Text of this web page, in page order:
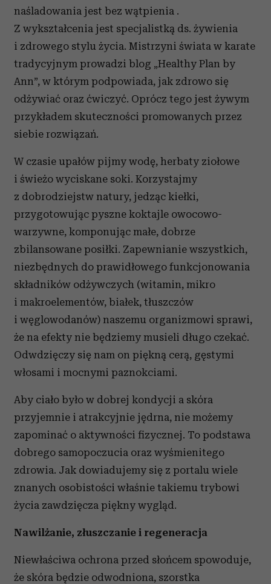
naśladowania jest bez wątpienia .
Z wykształcenia jest specjalistką ds. żywienia
i zdrowego stylu życia. Mistrzyni świata w karate
tradycyjnym prowadzi blog „Healthy Plan by
Ann”, w którym podpowiada, jak zdrowo się
odżywiać oraz ćwiczyć. Oprócz tego jest żywym
przykładem skuteczności promowanych przez
siebie rozwiązań.
W czasie upałów pijmy wodę, herbaty ziołowe
i świeżo wyciskane soki. Korzystajmy
z dobrodziejstw natury, jedząc kiełki,
przygotowując pyszne koktajle owocowo-
warzywne, komponując małe, dobrze
zbilansowane posiłki. Zapewnianie wszystkich,
niezbędnych do prawidłowego funkcjonowania
składników odżywczych (witamin, mikro
i makroelementów, białek, tłuszczów
i węglowodanów) naszemu organizmowi sprawi,
że na efekty nie będziemy musieli długo czekać.
Odwdzięczy się nam on piękną cerą, gęstymi
włosami i mocnymi paznokciami.
Aby ciało było w dobrej kondycji a skóra
przyjemnie i atrakcyjnie jędrna, nie możemy
zapominać o aktywności fizycznej. To podstawa
dobrego samopoczucia oraz wyśmienitego
zdrowia. Jak dowiadujemy się z portalu wiele
znanych osobistości właśnie takiemu trybowi
życia zawdzięcza piękny wygląd.
Nawilżanie, złuszczanie i regeneracja
Niewłaściwa ochrona przed słońcem spowoduje,
że skóra będzie odwodniona, szorstka